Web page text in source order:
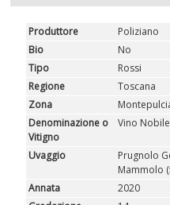
ROSATI
SPUMANTI
DESSERT
NON SOLO VINO
Produttore
Poliziano
Bio
No
Tipo
Rossi
Regione
Toscana
Zona
Denominazione o
Vitigno
Vino
Uvaggio
Prugnolo
Mammolo
Annata
2020